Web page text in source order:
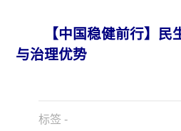
【中国稳健前行】
与治理优势
标签 -